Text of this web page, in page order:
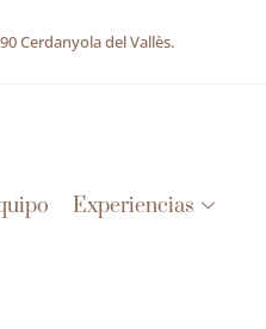
Cerdanyola del Vallès.
Experiencias